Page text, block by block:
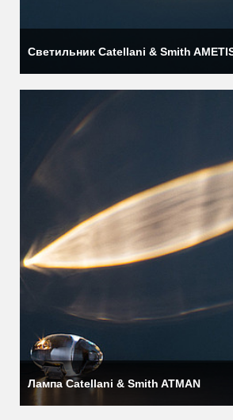
Светильник Catellani & Smith
Лампа Catellani & Smith ATMAN